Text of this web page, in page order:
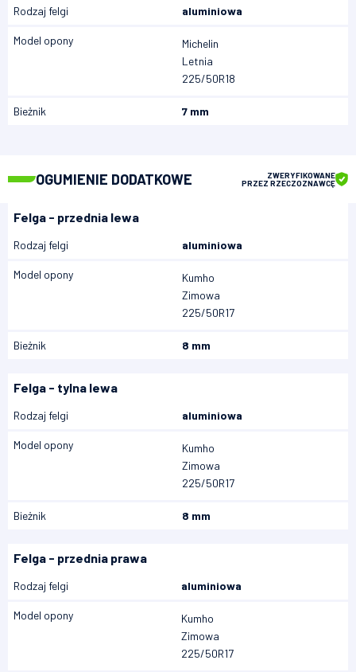
Rodzaj felgi aluminiowa
Model opony
Michelin
Letnia
225/50R18
Bieżnik 7 mm
OGUMIENIE DODATKOWE
ZWERYFIKOWANE
PRZEZ RZECZOZNAWCĘ
Felga - przednia lewa
Rodzaj felgi aluminiowa
Model opony
Kumho
Zimowa
225/50R17
Bieżnik 8 mm
Felga - tylna lewa
Rodzaj felgi aluminiowa
Model opony
Kumho
Zimowa
225/50R17
Bieżnik 8 mm
Felga - przednia prawa
Rodzaj felgi aluminiowa
Model opony
Kumho
Zimowa
225/50R17